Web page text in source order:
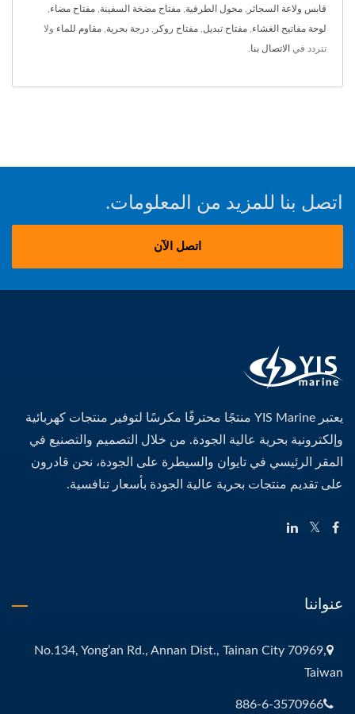
قابس ولاعة السجائر محول الطرفية مفتاح مضخة السفينة مفتاح مضاء
لوحة مفاتيح الغشاء مفتاح تبديل مفتاح روكر درجة بحرية مقاوم للماء ولا
تتردد في الاتصال بنا
اتصل بنا للمزيد من المعلومات.
اتصل الآن
يعتبر YIS Marine منتجًا محترفًا مكرسًا لتوفير منتجات كهربائية
وإلكترونية بحرية عالية الجودة. من خلال التصميم والتصنيع في
المقر الرئيسي في تايوان والسيطرة على الجودة، نحن قادرون
على تقديم منتجات بحرية عالية الجودة بأسعار تنافسية.
عنواننا
No.134, Yong’an Rd., Annan Dist., Tainan City 70969,
Taiwan
886-6-3570966